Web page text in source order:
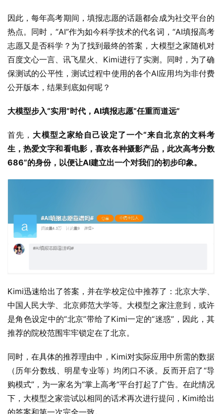
因此，每年高考期间，填报志愿的话题都会成为社交平台的
热点。同时，“AI”作为如今科学技术的代名词，“AI填报高考
志愿又是否科学？为了找到最终的答案，大模型之家随机对
百度文心一言、讯飞星火、Kimi进行了实测。同时，为了确
保测试的公平性，测试过程中使用的各个AI应用均为非付费
公开版本，结果到底如何呢？
大模型步入“实用”时代，AI填报志愿“任重而道远”
首先， 大模型之家给自己设定了一个“来自北京的文科考
生，热爱文字和看电影，喜欢各种摄影产品，此次高考分数
686”的身份，以便让AI建立出一个对我们的初步印象。
Kimi迅速给出了答案，并在学校定位中推荐了：北京大学、
中国人民大学、北京师范大学等。大模型之家注意到，或许
是角色设定中的“北京”带给了Kimi一定的“迷惑”，因此，其
推荐的院校范围牢牢锁定在了北京。
同时，在具体的推荐理由中，Kimi对实际应用中所需的数据
（历年分数线、明星专业等）均闭口不谈。反而开启了“导
购模式”，为一家名为“掌上高考“平台打起了广告。在此情况
下，大模型之家尝试以相同的话术再次进行提问，Kimi给出